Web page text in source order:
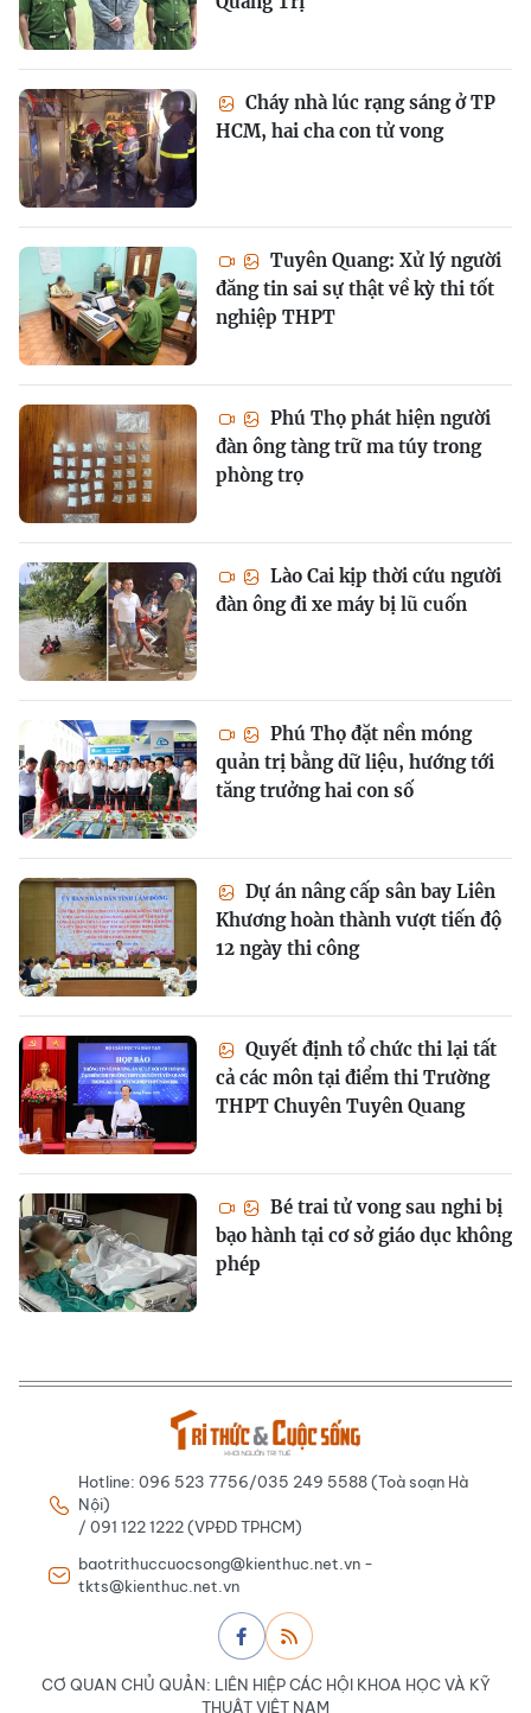
Cháy nhà lúc rạng sáng ở TP
HCM, hai cha con tử vong
Tuyên Quang: Xử lý người
đăng tin sai sự thật về kỳ thi tốt
nghiệp THPT
Phú Thọ phát hiện người
đàn ông tàng trữ ma túy trong
phòng trọ
Lào Cai kịp thời cứu người
đàn ông đi xe máy bị lũ cuốn
Phú Thọ đặt nền móng
quản trị bằng dữ liệu, hướng tới
tăng trưởng hai con số
Dự án nâng cấp sân bay Liên
Khương hoàn thành vượt tiến độ
12 ngày thi công
Quyết định tổ chức thi lại tất
cả các môn tại điểm thi Trường
THPT Chuyên Tuyên Quang
Bé trai tử vong sau nghi bị
bạo hành tại cơ sở giáo dục không
phép
Hotline: 096 523 7756/035 249 5588 (Toà soạn Hà
Nội)
/ 091 122 1222 (VPĐD TPHCM)
baotrithuccuocsong@kienthuc.net.vn -
tkts@kienthuc.net.vn
CƠ QUAN CHỦ QUẢN: LIÊN HIỆP CÁC HỘI KHOA HỌC VÀ KỸ
THUẬT VIỆT NAM